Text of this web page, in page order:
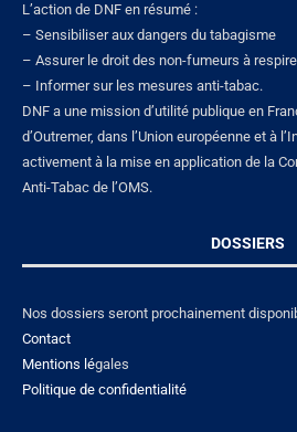
L’action de DNF en résumé :
– Sensibiliser aux dangers du tabagisme
– Assurer le droit des non-fumeurs à
– Informer sur les mesures anti-tabac.
DNF a une mission d’utilité publique en
d’Outremer, dans l’Union européenne et à
activement à la mise en application de la
Anti-Tabac de l’OMS.
DOSSIERS
Nos dossiers seront prochainement
Contact
Mentions légales
Politique de confidentialité